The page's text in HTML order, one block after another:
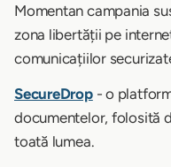
Momentan campania
zona libertății pe
comunicațiilor
SecureDrop- o
documentelor, folosită
toată lumea.